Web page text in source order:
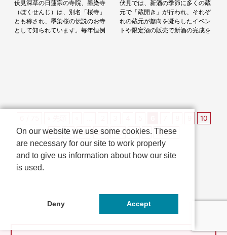
伏見深草の日蓮宗の寺院、墨染寺
（ぼくせんじ）は、別名「桜寺」
とも称され、墨染桜の伝説のお寺
として知られています。毎年恒例
伏見では、新酒の季節に多くの蔵
元で「蔵開き」が行われ、それぞ
れの蔵元が趣向を凝らしたイベン
トや限定酒の販売で新酒の完成を
10
11
... 20 30 40 ... » 最後 »
On our website we use some cookies. These
are necessary for our site to work properly
and to give us information about how our site
is used.
Deny Accept